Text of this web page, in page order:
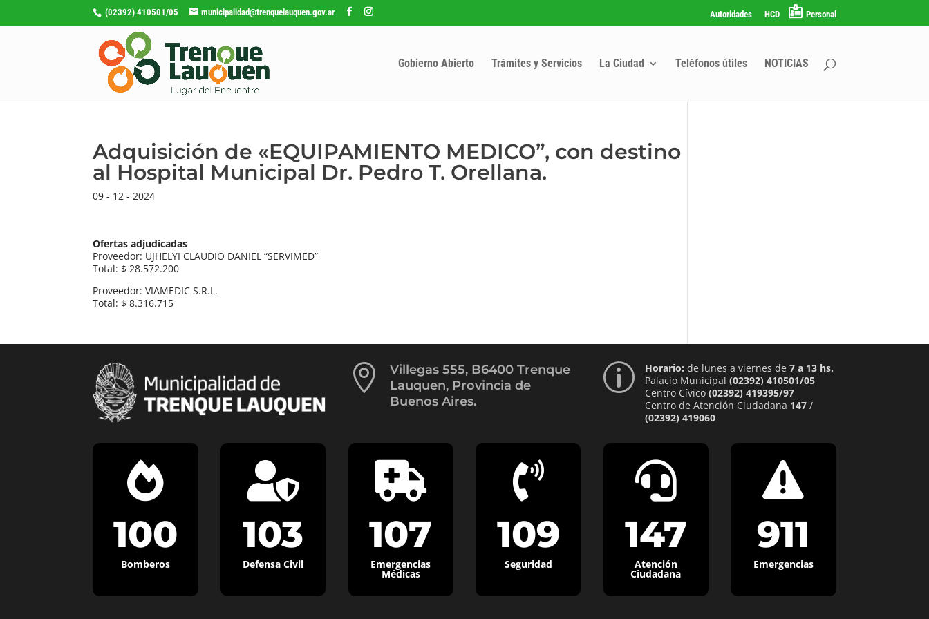
(02392) 410501/05 municipalidad@trenquelauquen.gov.ar Autoridades HCD Personal
Gobierno Abierto Trámites y Servicios La Ciudad Teléfonos útiles NOTICIAS
Adquisición de «EQUIPAMIENTO MEDICO”, con destino
al Hospital Municipal Dr. Pedro T. Orellana.
09 - 12 - 2024
Ofertas adjudicadas
Proveedor: UJHELYI CLAUDIO DANIEL “SERVIMED”
Total: $ 28.572.200
Proveedor: VIAMEDIC S.R.L.
Total: $ 8.316.715

Villegas 555, B6400 Trenque
Lauquen, Provincia de
Buenos Aires.
p Horario: de lunes a viernes de 7 a 13 hs.
Palacio Municipal (02392) 410501/05
Centro Cívico (02392) 419395/97
Centro de Atención Ciudadana 147/
(02392) 419060

100
Bomberos

103
Defensa Civil

107
Emergencias
Médicas

109
Seguridad

147
Atención
Ciudadana

911
Emergencias